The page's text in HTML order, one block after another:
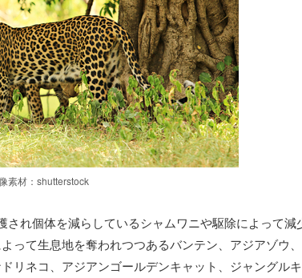
素材：shutterstock
れ個体を減らしているシャムワニや駆除によって減
って生息地を奪われつつあるバンテン、アジアゾウ
リネコ、アジアンゴールデンキャット、ジャングル